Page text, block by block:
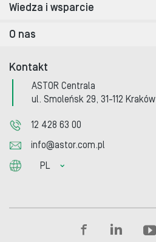
Wiedza i wsparcie
O nas
Kontakt
ASTOR Centrala
ul. Smoleńsk 29, 31-112 Kraków
12 428 63 00
info@astor.com.pl
PL